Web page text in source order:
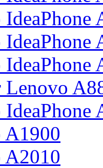
Lenovo
A1900
A2010